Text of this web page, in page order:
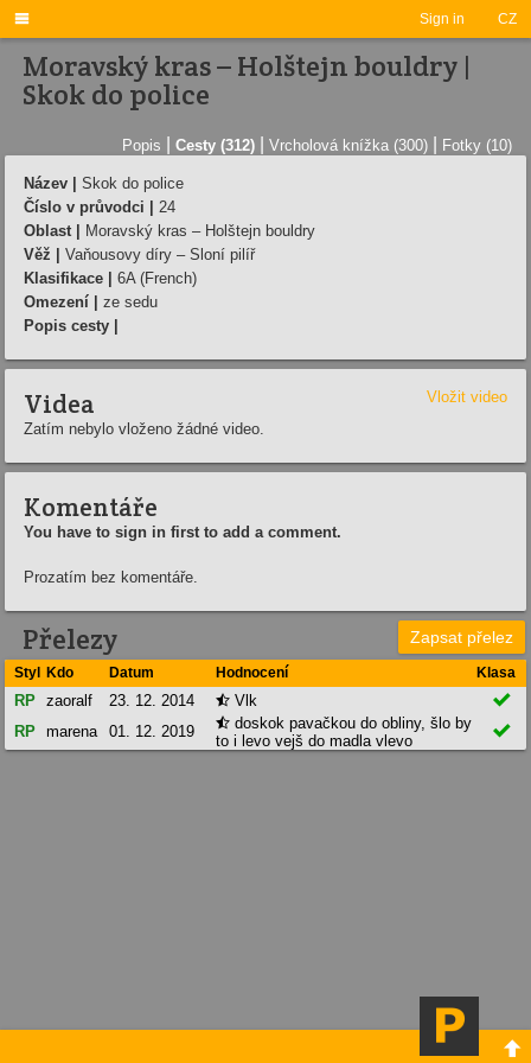
Sign in CZ

Moravský kras – Holštejn bouldry |
Skok do police
Popis Cesty (312) Vrcholová knížka (300) Fotky (10)
Název |
Skok do police
Číslo v průvodci |
24
Oblast |
Moravský kras – Holštejn bouldry
Věž |
Vaňousovy díry – Sloní pilíř
Klasifikace |
6A (French)
Omezení |
ze sedu
Popis cesty |
Videa
Vložit video
Zatím nebylo vloženo žádné video.
Komentáře
You have to sign in first to add a comment.
Prozatím bez komentáře.
Přelezy Zapsat přelez
Styl Kdo Datum Hodnocení Klasa
RP zaoralf 23. 12. 2014  Vlk

RP marena 01. 12. 2019  doskok pavačkou do obliny, šlo by
to i levo vejš do madla vlevo

